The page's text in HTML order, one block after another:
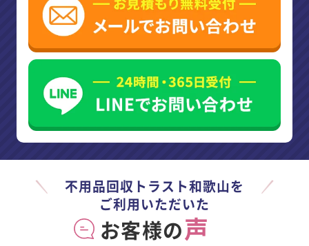
不用品回収トラスト和歌山を
ご利用いただいた
お客様の声